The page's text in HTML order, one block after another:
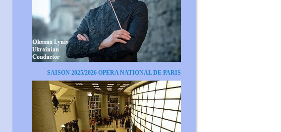
SAISON 2025/2026 OPERA NATIONAL DE PARIS